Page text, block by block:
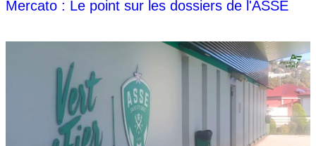
Mercato : Le point sur les dossiers de l'ASSE